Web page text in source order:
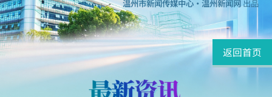
温州市新闻传媒中心·温州新闻网出品
返回首页